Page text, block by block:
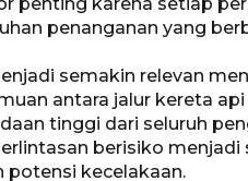
penting karena setiap
penanganan yang
semakin relevan
antara jalur kereta
tinggi dari seluruh
berisiko
kecelakaan.